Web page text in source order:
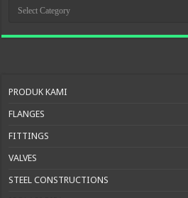
PRODUK
PRODUK KAMI
FLANGES
FITTINGS
VALVES
STEEL CONSTRUCTIONS